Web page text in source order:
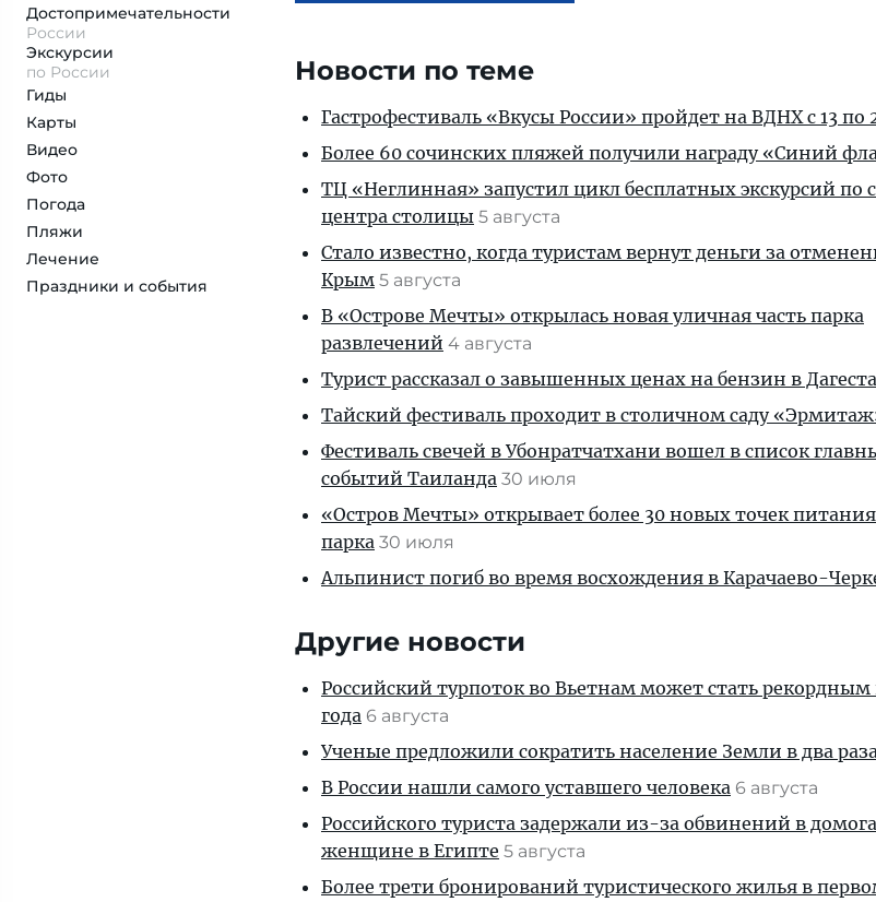
Достопримеча­тельности
России
Экскурсии
по России
Гиды
Карты
Видео
Фото
Погода
Пляжи
Лечение
Праздники и события
Новости по теме
Гастрофестиваль «Вкусы России» пройдет на ВДНХ с 13 по
Более 60 сочинских пляжей получили награду «Синий
ТЦ «Неглинная» запустил цикл бесплатных экскурсий по
центра столицы 5 августа
Стало известно, когда туристам вернут деньги за
Крым 5 августа
В «Острове Мечты» открылась новая уличная часть парка
развлечений 4 августа
Турист рассказал о завышенных ценах на бензин в
Тайский фестиваль проходит в столичном саду
Фестиваль свечей в Убонратчатхани вошел в список
событий Таиланда 30 июля
«Остров Мечты» открывает более 30 новых точек
парка 30 июля
Альпинист погиб во время восхождения в Карачаево-
Другие новости
Российский турпоток во Вьетнам может стать рекордным
года 6 августа
Ученые предложили сократить население Земли в два
В России нашли самого уставшего человека 6 августа
Российского туриста задержали из-за обвинений в
женщине в Египте 5 августа
Более трети бронирований туристического жилья в